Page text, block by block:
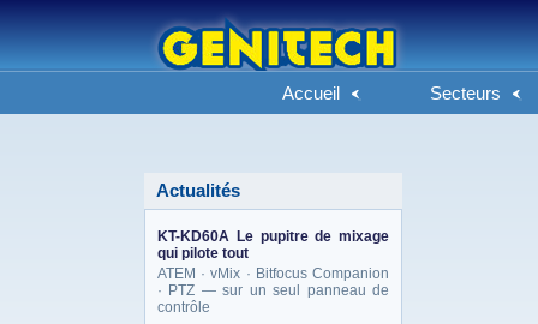
Accueil Secteurs
Actualités
KT-KD60A Le pupitre de mixage
qui pilote tout
ATEM · vMix · Bitfocus Companion
· PTZ — sur un seul panneau de
contrôle